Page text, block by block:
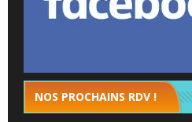
NOS PROCHAINS RDV !